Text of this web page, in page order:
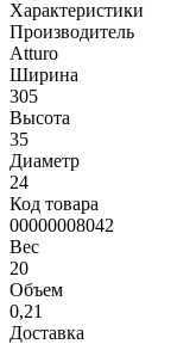
Характеристики
Производитель
Atturo
Ширина
305
Высота
35
Диаметр
24
Код товара
00000008042
Вес
20
Объем
0,21
Доставка